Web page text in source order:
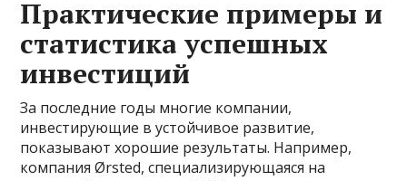
Практические примеры и
статистика успешных
инвестиций
За последние годы многие компании,
инвестирующие в устойчивое развитие,
показывают хорошие результаты. Например,
компания Ørsted, специализирующаяся на